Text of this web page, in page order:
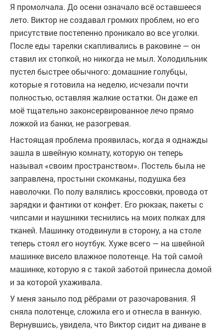
Я промолчала. До осени означало всё оставшееся
лето. Виктор не создавал громких проблем, но его
присутствие постепенно проникало во все уголки.
После еды тарелки скапливались в раковине — он
ставил их стопкой, но никогда не мыл. Холодильник
пустел быстрее обычного: домашние голубцы,
которые я готовила на неделю, исчезали почти
полностью, оставляя жалкие остатки. Он даже ел
моё тщательно законсервированное лечо прямо
ложкой из банки, не разогревая.
Настоящая проблема проявилась, когда я однажды
зашла в швейную комнату, которую он теперь
называл «своим пространством». Постель была не
заправлена, простыни скомканы, подушка без
наволочки. По полу валялись кроссовки, провода от
зарядки и фантики от конфет. Его рюкзак, пакеты с
чипсами и наушники теснились на моих полках для
тканей. Машинку отодвинули в сторону, а на столе
теперь стоял его ноутбук. Хуже всего — на швейной
машинке висело влажное полотенце. На той самой
машинке, которую я с такой заботой принесла домой
и за которой ухаживала.
У меня заныло под рёбрами от разочарования. Я
сняла полотенце, сложила его и отнесла в ванную.
Вернувшись, увидела, что Виктор сидит на диване в